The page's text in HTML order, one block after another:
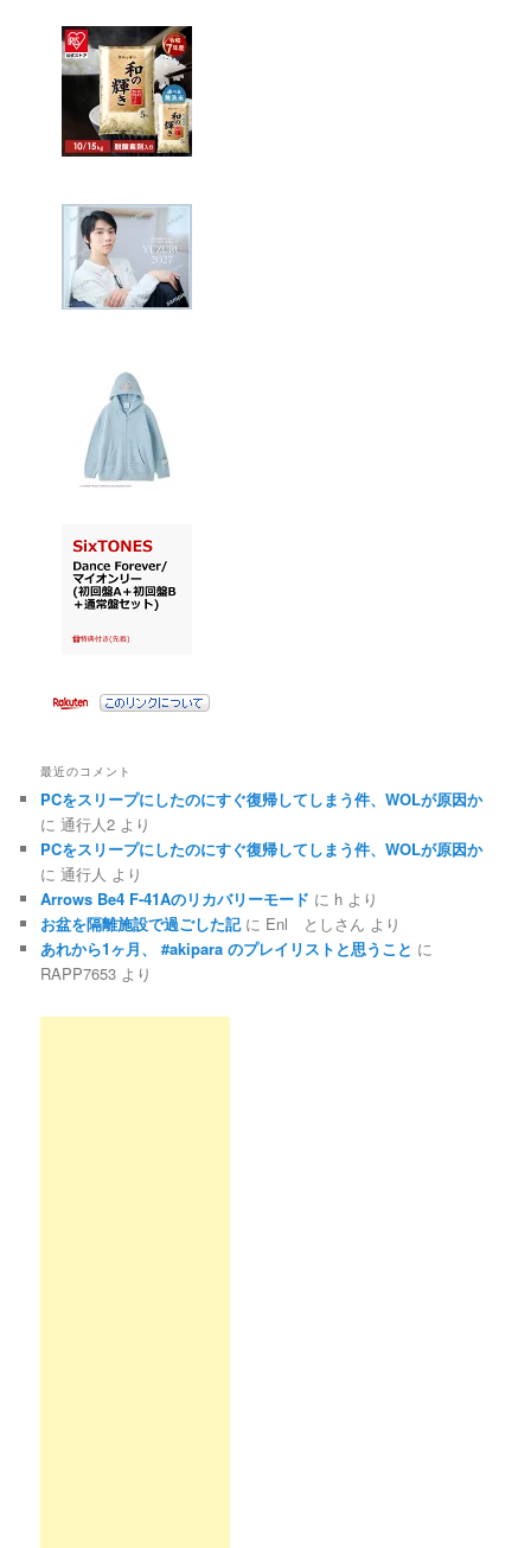
最近のコメント
PCをスリープにしたのにすぐ復帰してしまう件、WOLが原因か
に通行人2 より
PCをスリープにしたのにすぐ復帰してしまう件、WOLが原因か
に通行人 より
Arrows Be4 F-41Aのリカバリーモード に h より
お盆を隔離施設で過ごした記に Enl としさん より
あれから1ヶ月、 #akipara のプレイリストと思うこと に
RAPP7653 より